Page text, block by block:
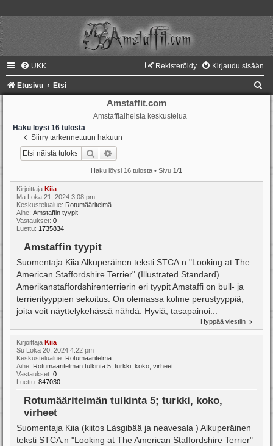
UKK Kirjaudu sisään
Rekisteröidy
Etusivu Etsi
Amstaffit.com
Amstaffiaiheista keskustelua
Haku löysi 16 tulosta
Siirry tarkennettuun hakuun
Etsi
Haku löysi 16 tulosta • Sivu 1/1
Kirjoittaja Kiia
Ma Loka 21, 2024 3:08 pm
Keskustelualue: Rotumääritelmä
Aihe: Amstaffin tyypit
Vastaukset: 0
Luettu: 1735834
Amstaffin tyypit
Suomentaja Kiia Alkuperäinen teksti STCA:n "Looking at The
American Staffordshire Terrier" (Illustrated Standard) .
Amerikanstaffordshirenterrierin eri tyypit Amstaffi on bull- ja
terrierityyppien sekoitus. On olemassa kolme perustyyppiä,
joita voit näyttelykehässä nähdä. Hyviä, tasapainoi...
Hyppää viestiin
Kirjoittaja Kiia
Su Loka 20, 2024 4:22 pm
Keskustelualue: Rotumääritelmä
Aihe: Rotumääritelmän tulkinta 5; turkki, koko, virheet
Vastaukset: 0
Luettu: 847030
Rotumääritelmän tulkinta 5; turkki, koko,
virheet
Suomentaja Kiia (kiitos Läsgibää ja neavesala ) Alkuperäinen
teksti STCA:n "Looking at The American Staffordshire Terrier"